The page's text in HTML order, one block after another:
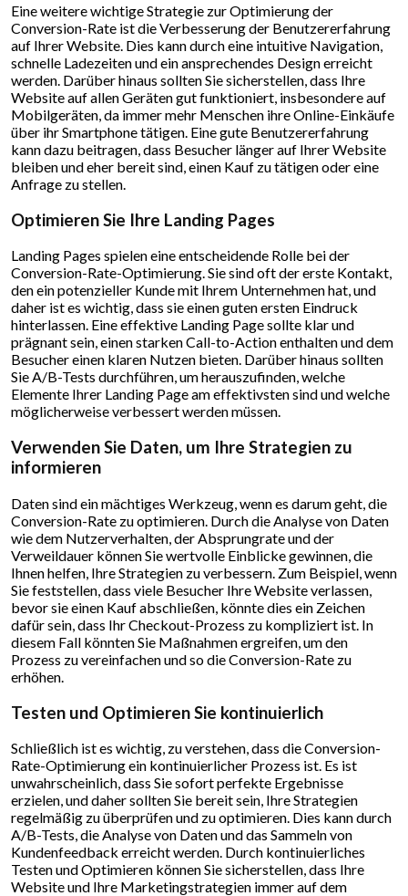
Eine weitere wichtige Strategie zur Optimierung der
Conversion-Rate ist die Verbesserung der Benutzererfahrung
auf Ihrer Website. Dies kann durch eine intuitive Navigation,
schnelle Ladezeiten und ein ansprechendes Design erreicht
werden. Darüber hinaus sollten Sie sicherstellen, dass Ihre
Website auf allen Geräten gut funktioniert, insbesondere auf
Mobilgeräten, da immer mehr Menschen ihre Online-Einkäufe
über ihr Smartphone tätigen. Eine gute Benutzererfahrung
kann dazu beitragen, dass Besucher länger auf Ihrer Website
bleiben und eher bereit sind, einen Kauf zu tätigen oder eine
Anfrage zu stellen.
Optimieren Sie Ihre Landing Pages
Landing Pages spielen eine entscheidende Rolle bei der
Conversion-Rate-Optimierung. Sie sind oft der erste Kontakt,
den ein potenzieller Kunde mit Ihrem Unternehmen hat, und
daher ist es wichtig, dass sie einen guten ersten Eindruck
hinterlassen. Eine effektive Landing Page sollte klar und
prägnant sein, einen starken Call-to-Action enthalten und dem
Besucher einen klaren Nutzen bieten. Darüber hinaus sollten
Sie A/B-Tests durchführen, um herauszufinden, welche
Elemente Ihrer Landing Page am effektivsten sind und welche
möglicherweise verbessert werden müssen.
Verwenden Sie Daten, um Ihre Strategien zu
informieren
Daten sind ein mächtiges Werkzeug, wenn es darum geht, die
Conversion-Rate zu optimieren. Durch die Analyse von Daten
wie dem Nutzerverhalten, der Absprungrate und der
Verweildauer können Sie wertvolle Einblicke gewinnen, die
Ihnen helfen, Ihre Strategien zu verbessern. Zum Beispiel, wenn
Sie feststellen, dass viele Besucher Ihre Website verlassen,
bevor sie einen Kauf abschließen, könnte dies ein Zeichen
dafür sein, dass Ihr Checkout-Prozess zu kompliziert ist. In
diesem Fall könnten Sie Maßnahmen ergreifen, um den
Prozess zu vereinfachen und so die Conversion-Rate zu
erhöhen.
Testen und Optimieren Sie kontinuierlich
Schließlich ist es wichtig, zu verstehen, dass die Conversion-
Rate-Optimierung ein kontinuierlicher Prozess ist. Es ist
unwahrscheinlich, dass Sie sofort perfekte Ergebnisse
erzielen, und daher sollten Sie bereit sein, Ihre Strategien
regelmäßig zu überprüfen und zu optimieren. Dies kann durch
A/B-Tests, die Analyse von Daten und das Sammeln von
Kundenfeedback erreicht werden. Durch kontinuierliches
Testen und Optimieren können Sie sicherstellen, dass Ihre
Website und Ihre Marketingstrategien immer auf dem